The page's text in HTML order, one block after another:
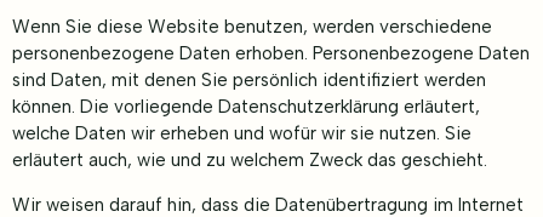
Wenn Sie diese Website benutzen, werden verschiedene
personenbezogene Daten erhoben. Personenbezogene Daten
sind Daten, mit denen Sie persönlich identifiziert werden
können. Die vorliegende Datenschutzerklärung erläutert,
welche Daten wir erheben und wofür wir sie nutzen. Sie
erläutert auch, wie und zu welchem Zweck das geschieht.
Wir weisen darauf hin, dass die Datenübertragung im Internet